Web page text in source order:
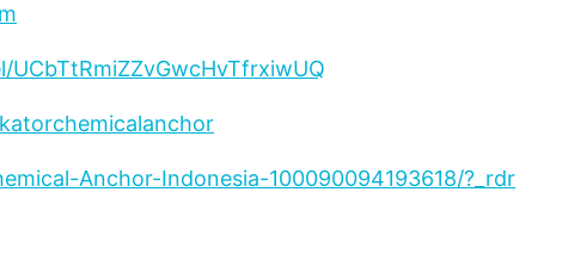
Anchor-Indonesia-100090094193618/?_rdr